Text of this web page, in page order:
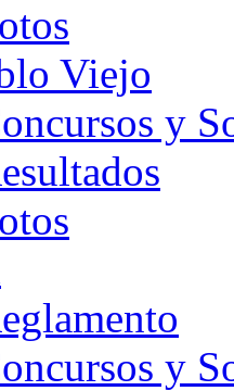
Viejo
y
y